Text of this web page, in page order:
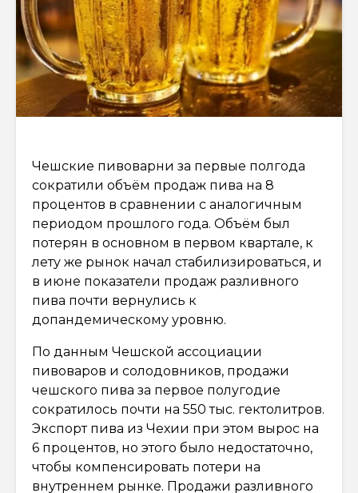
Чешские пивоварни за первые полгода
сократили объём продаж пива на 8
процентов в сравнении с аналогичным
периодом прошлого года. Объём был
потерян в основном в первом квартале, к
лету же рынок начал стабилизироваться, и
в июне показатели продаж разливного
пива почти вернулись к
допандемическому уровню.
По данным Чешской ассоциации
пивоваров и солодовников, продажи
чешского пива за первое полугодие
сократилось почти на 550 тыс. гектолитров.
Экспорт пива из Чехии при этом вырос на
6 процентов, но этого было недостаточно,
чтобы компенсировать потери на
внутреннем рынке. Продажи разливного